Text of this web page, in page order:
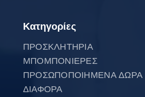
Κατηγορίες
ΠΡΟΣΚΛΗΤΗΡΙΑ
ΜΠΟΜΠΟΝΙΕΡΕΣ
ΠΡΟΣΩΠΟΠΟΙΗΜΕΝΑ ΔΩΡΑ
ΔΙΑΦΟΡΑ